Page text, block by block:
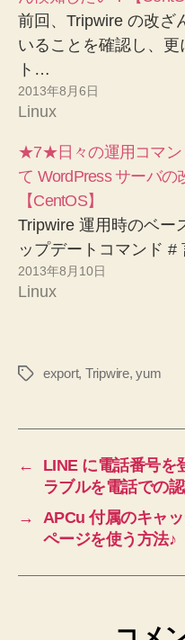
前回、Tripwire の改ざ
いることを確認し、
ト…
2013年8月6日
Linux
★7★日々の運用コマン
て WordPress サーバの
【CentOS】
Tripwire 運用時のベー
ップデートコマンド
2013年8月10日
Linux
タ
export, Tripwire,yum
←
LINE に電話番号を
ラブルを電話での
→
APCu 付属のキャ
ページを使う方法♪